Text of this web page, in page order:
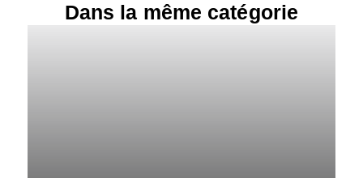
Dans la même catégorie